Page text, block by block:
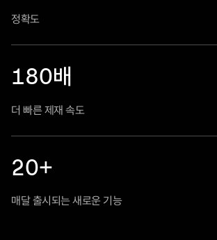
정확도
180배
더 빠른 제재 속도
20+
매달 출시되는 새로운 기능